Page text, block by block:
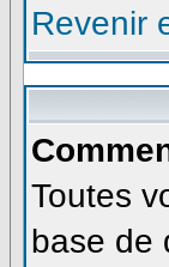
Revenir
Toutes
base de